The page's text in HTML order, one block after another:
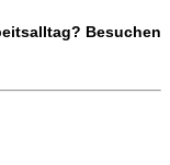
Besuchen